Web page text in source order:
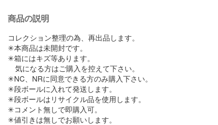
商品の説明
コレクション整理の為、再出品します。
✳本商品は未開封です。
✳箱にはキズ等あります。
気になる方はご購入を控えて下さい。
✳NC、NRに同意できる方のみ購入下さい。
✳段ボールに入れて発送します。
✳段ボールはリサイクル品を使用します。
✳コメント無しで即購入可。
✳値引きは無しでお願いします。